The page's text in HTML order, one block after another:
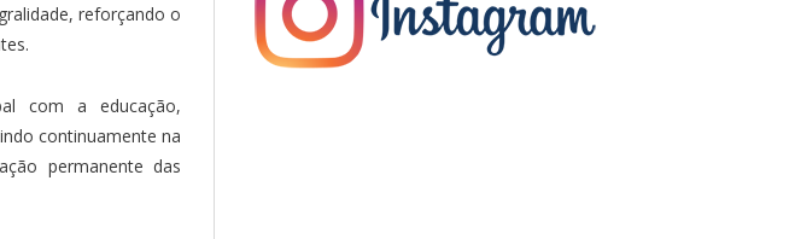
reforçando o
com a educação,
continuamente na
permanente das